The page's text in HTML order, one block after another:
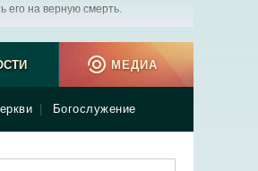
его на верную смерть.
Богослужение
МЕДИА